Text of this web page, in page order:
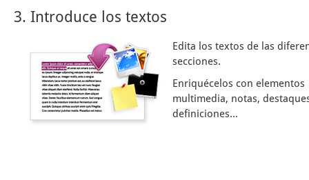
3. Introduce los textos
Edita los textos de las
secciones.
Enriquécelos con elementos
multimedia, notas,
definiciones...